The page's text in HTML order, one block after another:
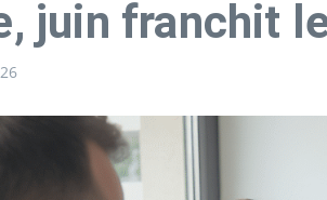
juin franchit